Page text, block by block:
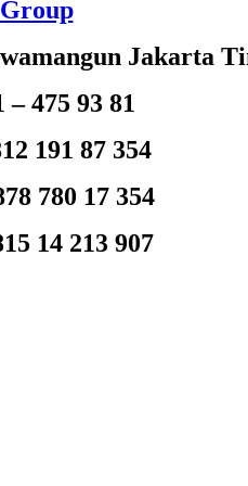
Jakarta
– 475 93 81
87 354
17 354
213 907